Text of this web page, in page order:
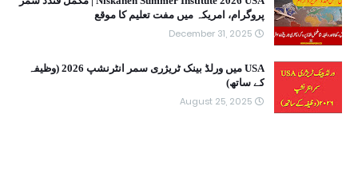
پروگرام، امریکہ میں مفت تعلیم کا موقع
December 31, 2025
USA میں ورلڈ بینک ٹریژری سمر انٹرنشپ 2026 (وظیفہ
کے ساتھ)
August 25, 2025